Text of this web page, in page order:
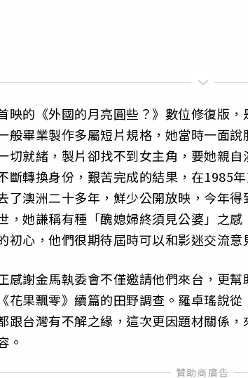
映的《外國的月亮圓些？》數位修復版
般畢業製作多屬短片規格，她當時一面
切就緒，製片卻找不到女主角，要她親
斷轉換身份，艱苦完成的結果，在1985
了澳洲二十多年，鮮少公開放映，今年
，她謙稱有種「醜媳婦終須見公婆」之
初心，他們很期待屆時可以和影迷交流意
感謝金馬執委會不僅邀請他們來台，更
花果飄零》續篇的田野調查。羅卓瑤說
跟台灣有不解之緣，這次更因題材關係
。